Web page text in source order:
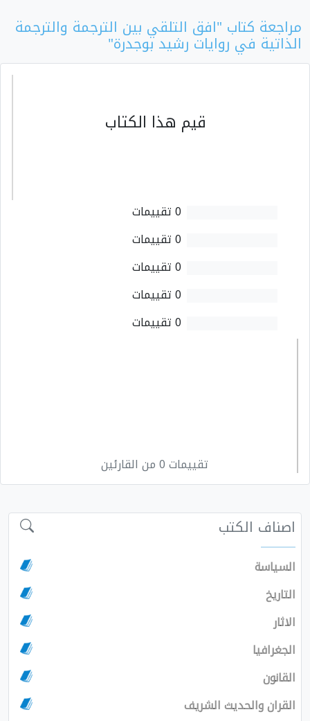
مراجعة كتاب "افق التلقي بين الترجمة والترجمة
الذاتية في روايات رشيد بوجدرة"
قيم هذا الكتاب
0 تقييمات
0 تقييمات
0 تقييمات
0 تقييمات
0 تقييمات
تقييمات 0 من القارئين
اصناف الكتب
السياسة
التاريخ
الاثار
الجغرافيا
القانون
القران والحديث الشريف